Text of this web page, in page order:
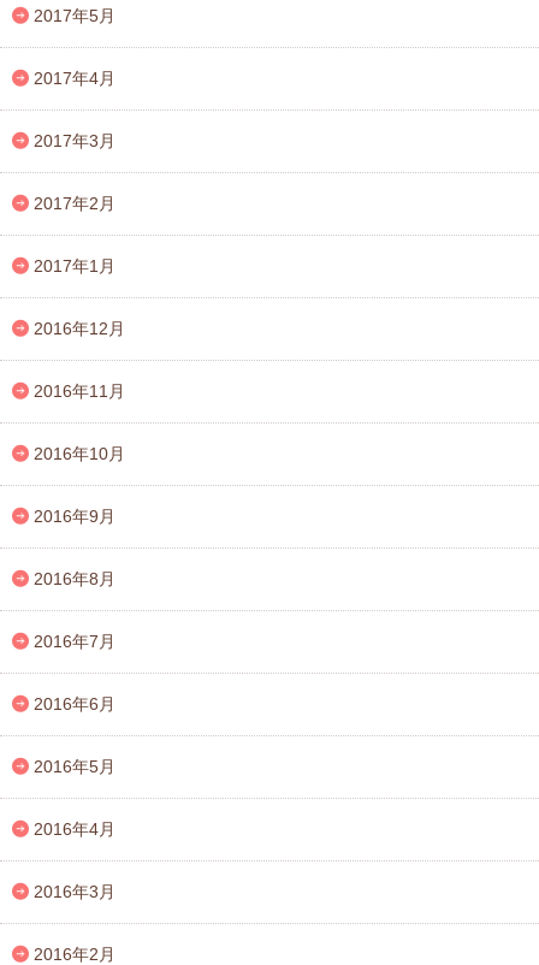
2017年5月
2017年4月
2017年3月
2017年2月
2017年1月
2016年12月
2016年11月
2016年10月
2016年9月
2016年8月
2016年7月
2016年6月
2016年5月
2016年4月
2016年3月
2016年2月